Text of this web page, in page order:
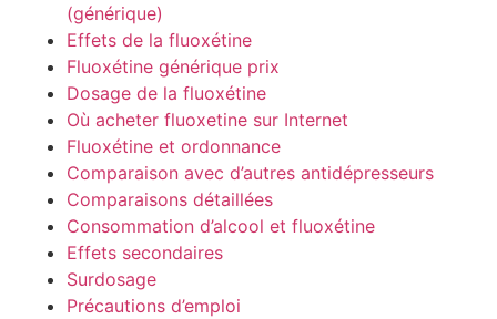
(générique)
Effets de la fluoxétine
Fluoxétine générique prix
Dosage de la fluoxétine
Où acheter fluoxetine sur Internet
Fluoxétine et ordonnance
Comparaison avec d’autres antidépresseurs
Comparaisons détaillées
Consommation d’alcool et fluoxétine
Effets secondaires
Surdosage
Précautions d’emploi